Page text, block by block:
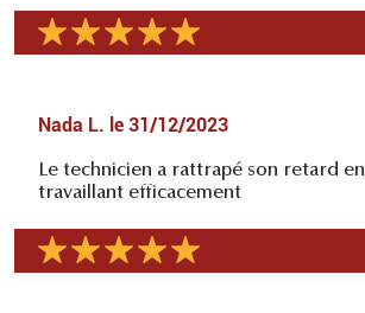
Nada L. le 31/12/2023
Le technicien a rattrapé son retard en
travaillant efficacement